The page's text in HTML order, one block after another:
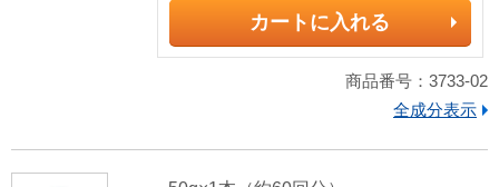
カートに入れる
商品番号：3733-02
全成分表示